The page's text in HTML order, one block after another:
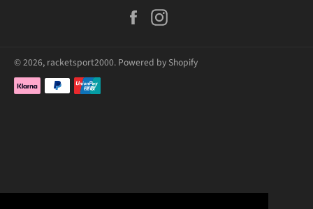
Facebook
© 2026, racketsport2000. Powered by Shopify
Zahlungsarten